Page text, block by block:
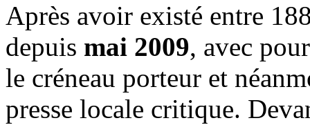
Après avoir existé entre
depuis mai 2009, avec
le créneau porteur et
presse locale critique.